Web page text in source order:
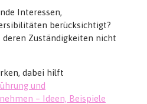
Interessen,
berücksichtigt?
deren Zuständigkeiten nicht
dabei hilft
und
– Ideen, Beispiele